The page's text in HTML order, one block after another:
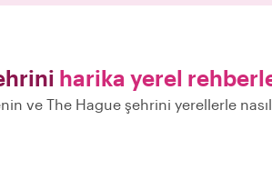
harika yerel
ve The Hague şehrini yerellerle